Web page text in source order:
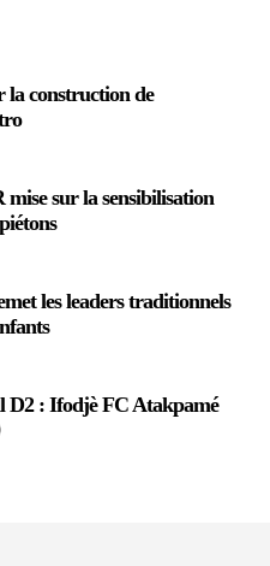
la construction de
sur la sensibilisation
les leaders traditionnels
D2 : Ifodjè FC Atakpamé